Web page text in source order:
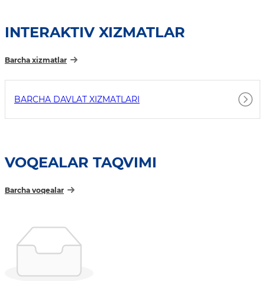
INTERAKTIV XIZMATLAR
Barcha xizmatlar
BARCHA DAVLAT XIZMATLARI
VOQEALAR TAQVIMI
Barcha voqealar